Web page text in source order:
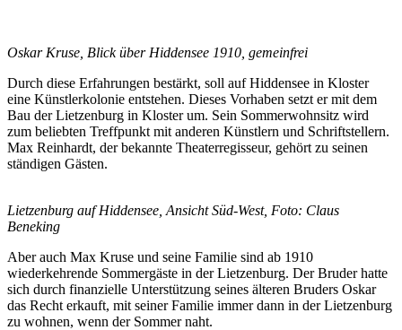
Oskar Kruse, Blick über Hiddensee 1910, gemeinfrei
Durch diese Erfahrungen bestärkt, soll auf Hiddensee in Kloster
eine Künstlerkolonie entstehen. Dieses Vorhaben setzt er mit dem
Bau der Lietzenburg in Kloster um. Sein Sommerwohnsitz wird
zum beliebten Treffpunkt mit anderen Künstlern und Schriftstellern.
Max Reinhardt, der bekannte Theaterregisseur, gehört zu seinen
ständigen Gästen.
Lietzenburg auf Hiddensee, Ansicht Süd-West, Foto: Claus
Beneking
Aber auch Max Kruse und seine Familie sind ab 1910
wiederkehrende Sommergäste in der Lietzenburg. Der Bruder hatte
sich durch finanzielle Unterstützung seines älteren Bruders Oskar
das Recht erkauft, mit seiner Familie immer dann in der Lietzenburg
zu wohnen, wenn der Sommer naht.